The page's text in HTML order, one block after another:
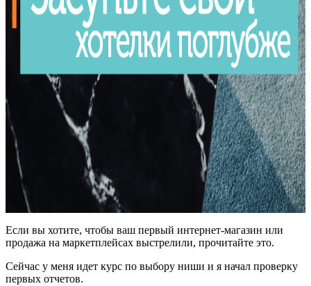
Если вы хотите, чтобы ваш первый интернет-магазин или
продажа на маркетплейсах выстрелили, прочитайте это.
Сейчас у меня идет курс по выбору ниши и я начал проверку
первых отчетов.